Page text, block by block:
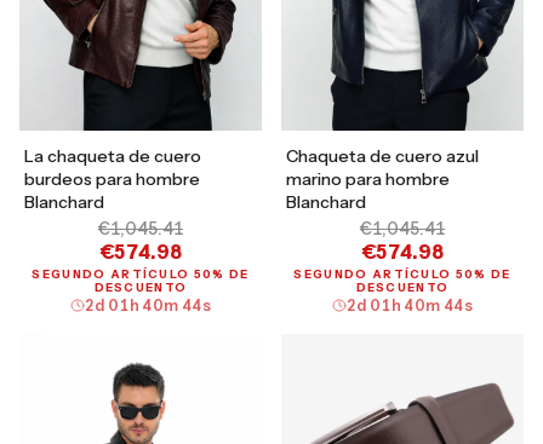
La chaqueta de cuero
burdeos para hombre
Blanchard
€1,045.41
€574.98
SEGUNDO ARTÍCULO 50% DE
DESCUENTO
2d 01 h 40m 43s
Chaqueta de cuero azul
marino para hombre
Blanchard
€1,045.41
€574.98
SEGUNDO ARTÍCULO 50% DE
DESCUENTO
2d 01 h 40m 43s